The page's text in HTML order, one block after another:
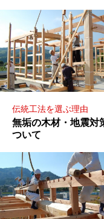
伝統工法を選ぶ理由
無垢の木材・地震対
ついて